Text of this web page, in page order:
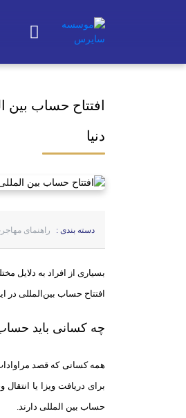
افتتاح حساب بین
دنیا
دسته بندی : راهنمای
بسیاری از افراد به دلایل
افتتاح حساب بین‌المللی در
چه کسانی باید
همه کسانی که قصد
برای دریافت ویزا یا
حساب بین المللی دارند.